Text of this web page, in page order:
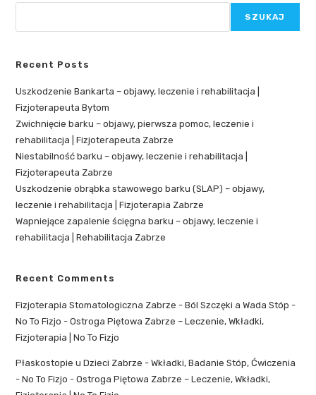
SZUKAJ
Recent Posts
Uszkodzenie Bankarta – objawy, leczenie i rehabilitacja |
Fizjoterapeuta Bytom
Zwichnięcie barku – objawy, pierwsza pomoc, leczenie i
rehabilitacja | Fizjoterapeuta Zabrze
Niestabilność barku – objawy, leczenie i rehabilitacja |
Fizjoterapeuta Zabrze
Uszkodzenie obrąbka stawowego barku (SLAP) – objawy,
leczenie i rehabilitacja | Fizjoterapia Zabrze
Wapniejące zapalenie ścięgna barku – objawy, leczenie i
rehabilitacja | Rehabilitacja Zabrze
Recent Comments
Fizjoterapia Stomatologiczna Zabrze - Ból Szczęki a Wada Stóp -
No To Fizjo -Ostroga Piętowa Zabrze – Leczenie, Wkładki,
Fizjoterapia | No To Fizjo
Płaskostopie u Dzieci Zabrze - Wkładki, Badanie Stóp, Ćwiczenia
- No To Fizjo -Ostroga Piętowa Zabrze – Leczenie, Wkładki,